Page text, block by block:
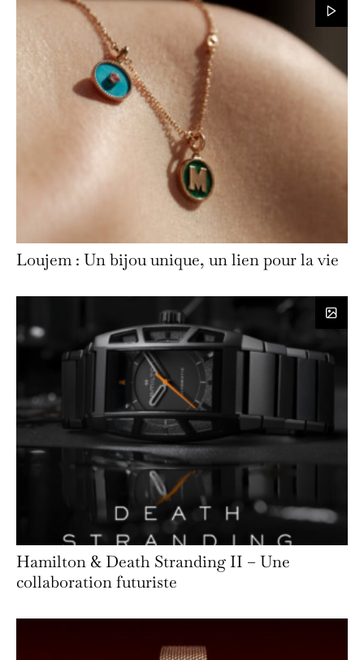
Loujem : Un bijou unique, un lien pour la vie
Hamilton & Death Stranding II – Une
collaboration futuriste